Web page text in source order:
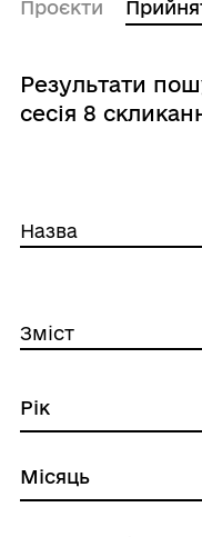
Проєкти
Результати
сесія 8
Назва
Зміст